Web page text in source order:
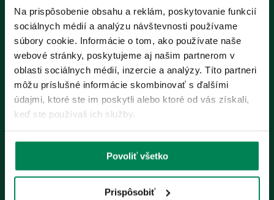
Na prispôsobenie obsahu a reklám, poskytovanie funkcií
sociálnych médií a analýzu návštevnosti používame
súbory cookie. Informácie o tom, ako používate naše
webové stránky, poskytujeme aj našim partnerom v
oblasti sociálnych médií, inzercie a analýzy. Títo partneri
môžu príslušné informácie skombinovať s ďalšími
údajmi, ktoré ste im poskytli alebo ktoré od vás získali,
keď ste používali ich služby.
Povoliť všetko
Prispôsobiť
Rybárske potreby RYBA
Trstínska 9, 917 01 Trnava
Predajňa RYBA